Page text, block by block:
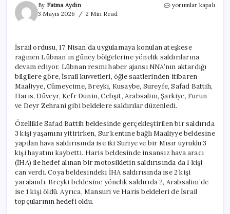
By Fatma Aydın
3 Mayıs 2026
2 Min Read
Ateşkes
Saldırıları
10
Can
Aldı
için
yorumlar kapalı
İsrail ordusu, 17 Nisan’da uygulamaya konulan ateşkese
rağmen Lübnan’ın güney bölgelerine yönelik saldırılarına
devam ediyor. Lübnan resmi haber ajansı NNA’nın aktardığı
bilgilere göre, İsrail kuvvetleri, öğle saatlerinden itibaren
Maaliyye, Cümeycime, Breyki, Kusaybe, Sureyfe, Safad Battih,
Haris, Düveyr, Kefr Dunin, Cebşit, Arabsalim, Şarkiye, Furun
ve Deyr Zehrani gibi beldelere saldırılar düzenledi.
Özellikle Safad Battih beldesinde gerçekleştirilen bir saldırıda
3 kişi yaşamını yitirirken, Sur kentine bağlı Maaliyye beldesine
yapılan hava saldırısında ise iki Suriye ve bir Mısır uyruklu 3
kişi hayatını kaybetti. Haris beldesinde insansız hava aracı
(İHA) ile hedef alınan bir motosikletin saldırısında da 1 kişi
can verdi. Coya beldesindeki İHA saldırısında ise 2 kişi
yaralandı. Breyki beldesine yönelik saldırıda 2, Arabsalim’de
ise 1 kişi öldü. Ayrıca, Mansuri ve Haris beldeleri de İsrail
topçularının hedefi oldu.